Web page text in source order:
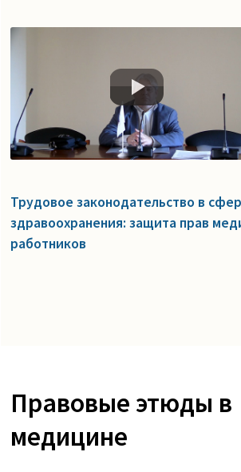
Трудовое законодательство в
здравоохранения: защита прав
работников
Правовые этюды в
медицине